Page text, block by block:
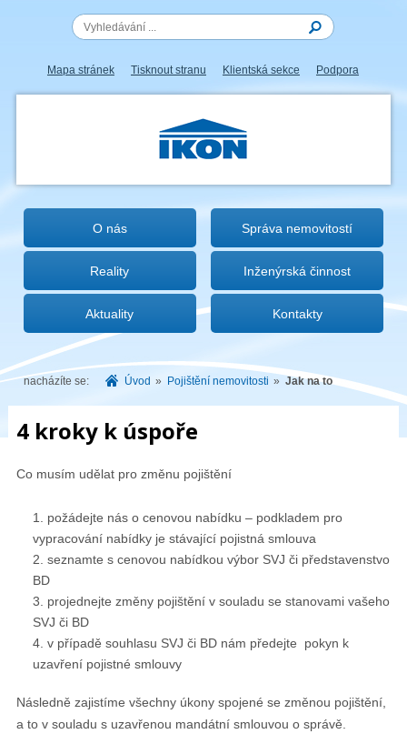
Mapa stránek Tisknout stranu Klientská sekce Podpora
IKON.CZ
O nás Správa nemovitostí
Reality Inženýrská činnost
Aktuality Kontakty
nacházíte se: Úvod » Pojištění nemovitosti » Jak na to
4 kroky k úspoře
Co musím udělat pro změnu pojištění
požádejte nás o cenovou nabídku – podkladem pro
vypracování nabídky je stávající pojistná smlouva
seznamte s cenovou nabídkou výbor SVJ či představenstvo
BD
projednejte změny pojištění v souladu se stanovami vašeho
SVJ či BD
v případě souhlasu SVJ či BD nám předejte pokyn k
uzavření pojistné smlouvy
Následně zajistíme všechny úkony spojené se změnou pojištění,
a to v souladu s uzavřenou mandátní smlouvou o správě.